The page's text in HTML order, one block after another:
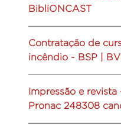
BibliONCAST
Contratação de
incêndio - BSP |
Impressão e
Pronac 248308